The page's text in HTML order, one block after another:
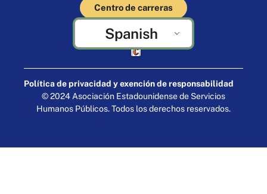
Centro de carreras
Spanish
Elaborado por Cornershop Creative
Política de privacidad y exención de responsabilidad
© 2024 Asociación Estadounidense de Servicios
Humanos Públicos. Todos los derechos reservados.